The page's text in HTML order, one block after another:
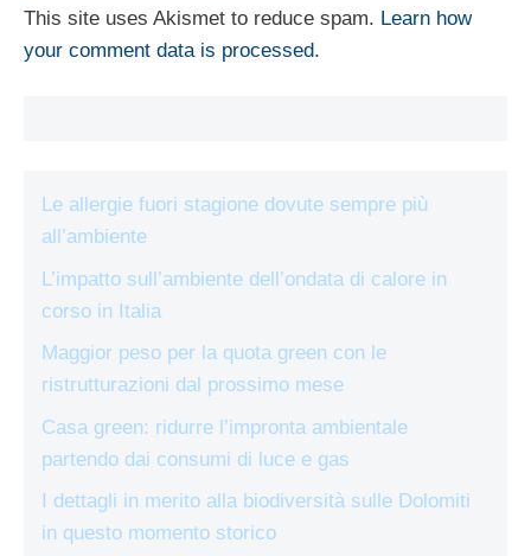
This site uses Akismet to reduce spam. Learn how
your comment data is processed.
Le allergie fuori stagione dovute sempre più
all’ambiente
L’impatto sull’ambiente dell’ondata di calore in
corso in Italia
Maggior peso per la quota green con le
ristrutturazioni dal prossimo mese
Casa green: ridurre l’impronta ambientale
partendo dai consumi di luce e gas
I dettagli in merito alla biodiversità sulle Dolomiti
in questo momento storico